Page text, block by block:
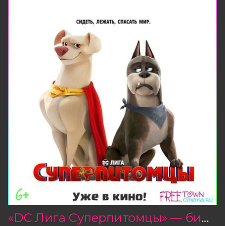
«DC Лига Суперпитомцы» — билеты в продаже!